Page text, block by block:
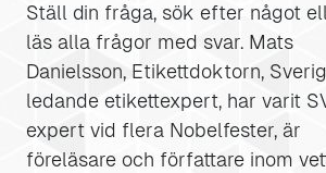
Ställ din fråga, sök efter något
läs alla frågor med svar. Mats
Danielsson, Etikettdoktorn,
ledande etikettexpert, har varit
expert vid flera Nobelfester, är
föreläsare och författare inom